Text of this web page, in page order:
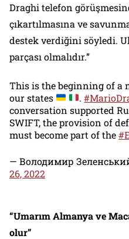
Draghi telefon
çıkartılmasına ve
destek verdiğini söyledi.
parçası olmalıdır.”
This is the beginning of a
our states
.
conversation supported
SWIFT, the provision of
must become part of the
— Володимир
26, 2022
“Umarım Almanya ve
olur”